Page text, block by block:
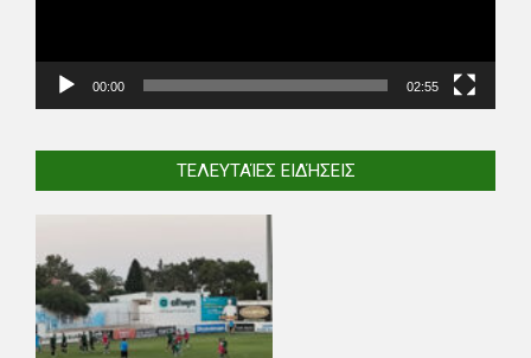
00:00 02:55
ΤΕΛΕΥΤΑΊΕΣ ΕΙΔΉΣΕΙΣ